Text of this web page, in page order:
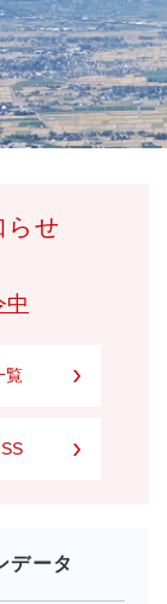
らせ
中
覧
データ